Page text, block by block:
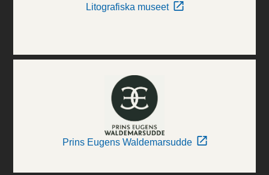
Litografiska museet
Prins Eugens Waldemarsudde